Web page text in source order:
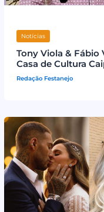
Notícias
Tony Viola & Fábio
Casa de Cultura
Redação Festanejo